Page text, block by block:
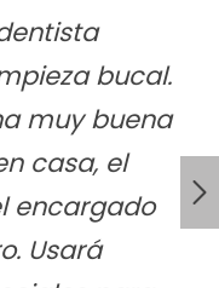
bucal.
muy buena
casa, el
encargado
Usará